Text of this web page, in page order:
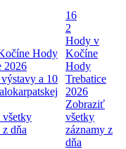
Hody
2026
a 10
dňa
16
2
Hody v
Kočíne
Hody
Trebatice
2026
Zobraziť
všetky
záznamy z
dňa